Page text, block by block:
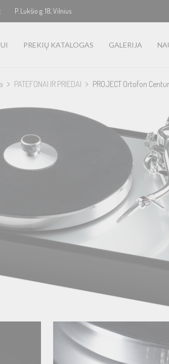
P. Lukšio g. 18, Vilnius
PREKIŲ KATALOGAS GALERIJA
PATEFONAI IR PRIEDAI PROJECT Ortofon
Pavyzdžiui, skolinantis2 990,00